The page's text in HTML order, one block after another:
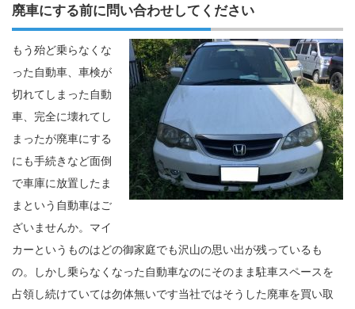
廃車にする前に問い合わせしてください
もう殆ど乗らなくな
った自動車、車検が
切れてしまった自動
車、完全に壊れてし
まったが廃車にする
にも手続きなど面倒
で車庫に放置したま
まという自動車はご
ざいませんか。マイ
カーというものはどの御家庭でも沢山の思い出が残っているも
の。しかし乗らなくなった自動車なのにそのまま駐車スペースを
占領し続けていては勿体無いです当社ではそうした廃車を買い取